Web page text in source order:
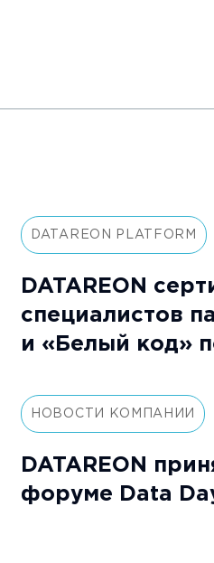
DATAREON PLATFORM
DATAREON
специалистов
и «Белый код»
Специалист»
НОВОСТИ КОМПАНИИ
DATAREON
форуме Data